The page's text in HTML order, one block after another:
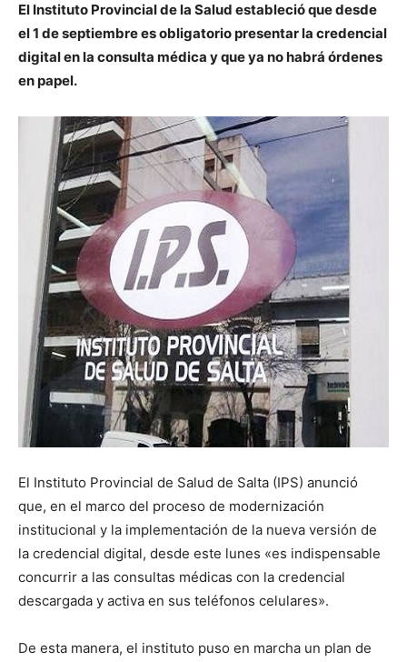
El Instituto Provincial de la Salud estableció que desde
el 1 de septiembre es obligatorio presentar la credencial
digital en la consulta médica y que ya no habrá órdenes
en papel.
El Instituto Provincial de Salud de Salta (IPS) anunció
que, en el marco del proceso de modernización
institucional y la implementación de la nueva versión de
la credencial digital, desde este lunes «es indispensable
concurrir a las consultas médicas con la credencial
descargada y activa en sus teléfonos celulares».
De esta manera, el instituto puso en marcha un plan de